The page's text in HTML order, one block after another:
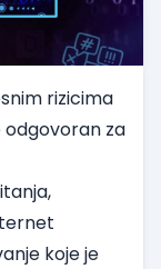
rizicima
za
koje je